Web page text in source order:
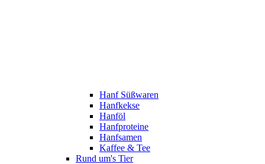
Hanf Süßwaren
Hanfkekse
Hanföl
Hanfproteine
Hanfsamen
Kaffee & Tee
Rund um's Tier